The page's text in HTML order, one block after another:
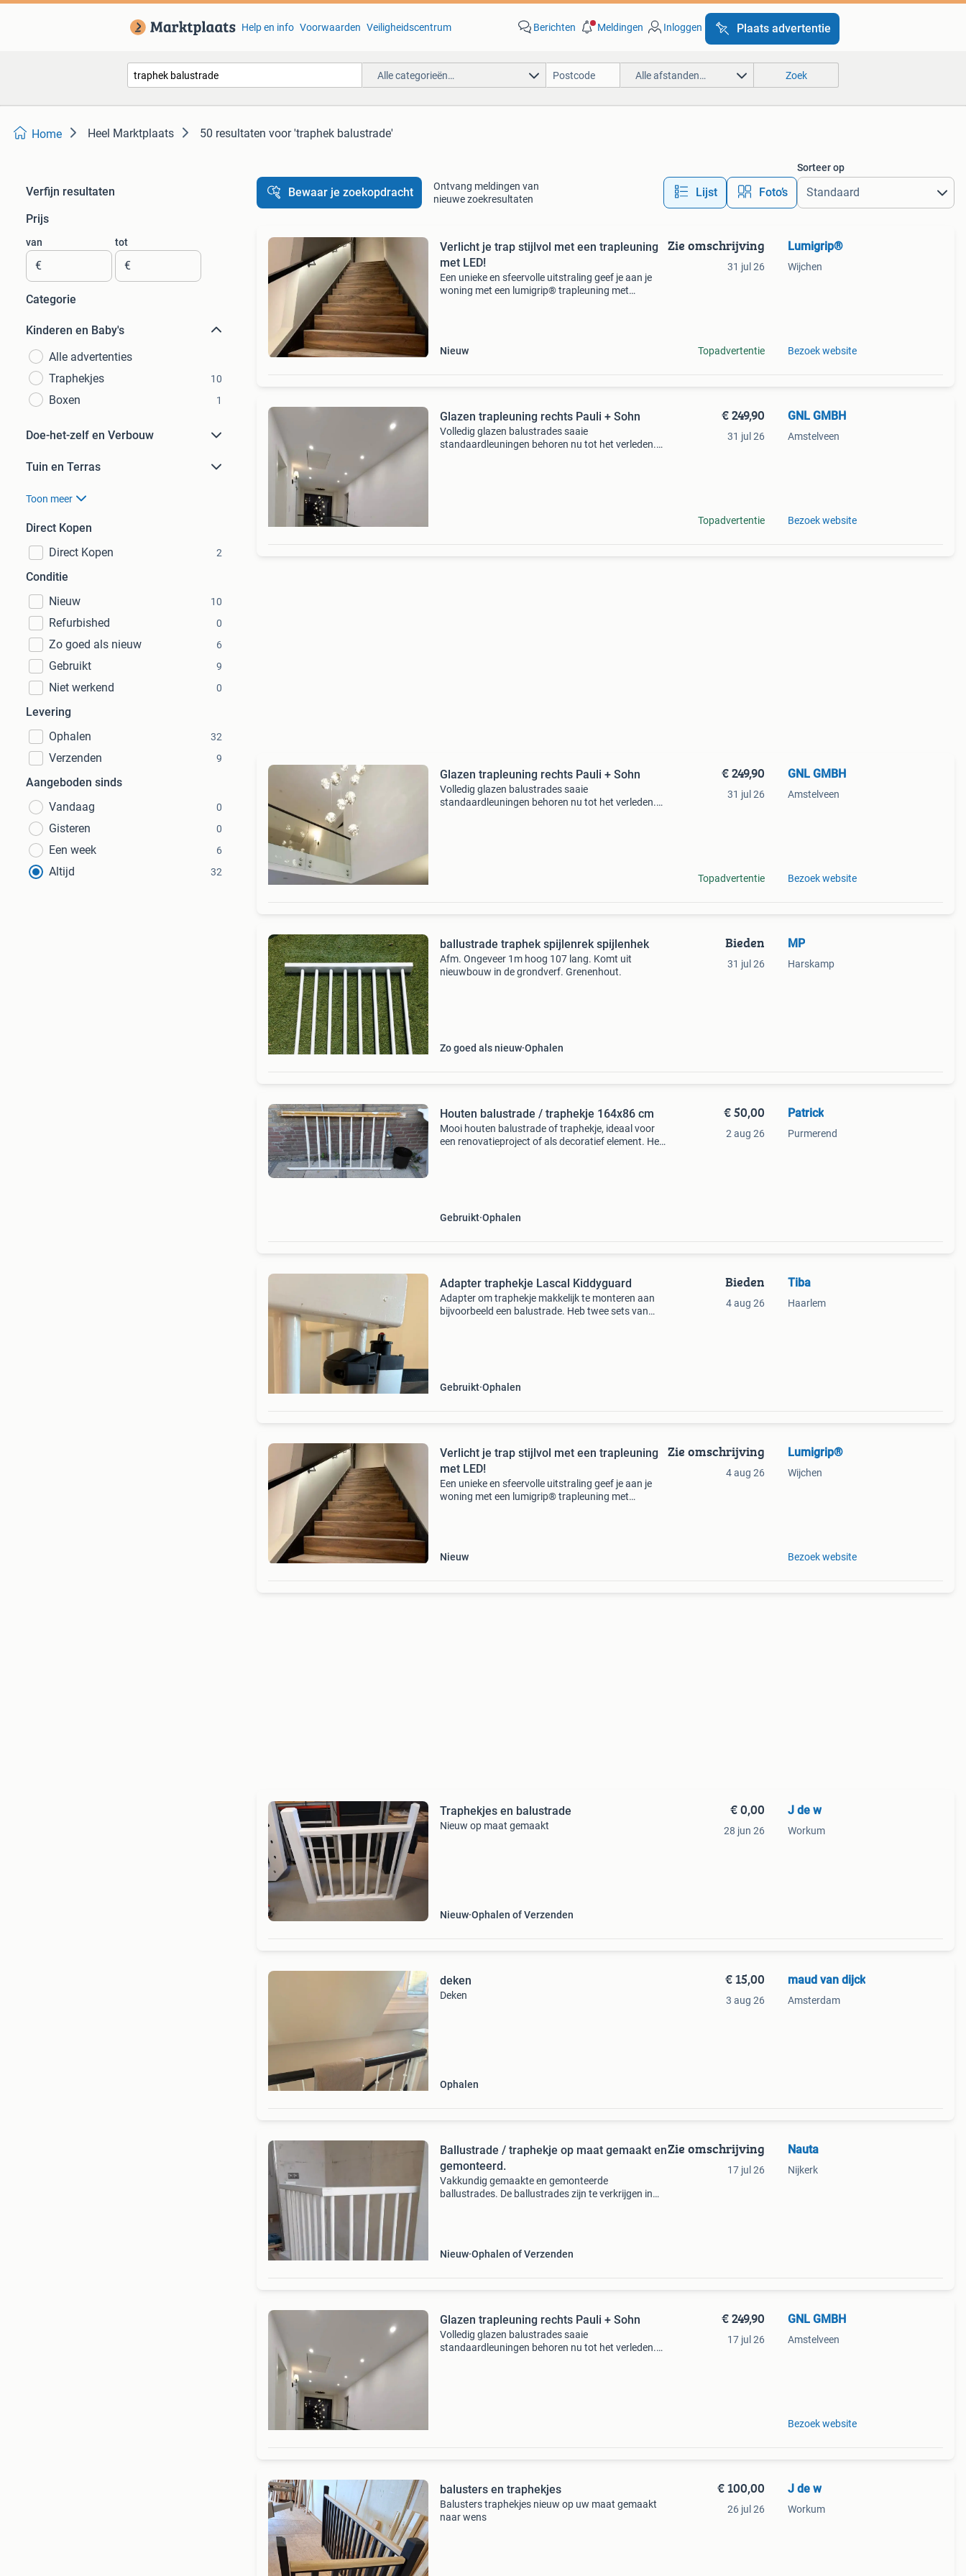
Help en info Voorwaarden Veiligheidscentrum Berichten Meldingen Inloggen Plaats advertentie
Alle categorieën… Alle afstanden… Zoek
Home Heel Marktplaats 50 resultaten voor 'traphek balustrade'
Verfijn resultaten
Prijs
van
€
tot
€
Categorie
Kinderen en Baby's
Alle advertenties
Traphekjes
10
Boxen 1
Doe-het-zelf en Verbouw
Tuin en Terras
Toon meer
Direct Kopen
Direct Kopen
2
Conditie
Nieuw
10
Refurbished 0
Zo goed als nieuw 6
Gebruikt 9
Niet werkend 0
Levering
Ophalen
32
Verzenden 9
Aangeboden sinds
Vandaag
0
Gisteren 0
Een week 6
Altijd 32
Bewaar je zoekopdracht
Ontvang meldingen van
nieuwe zoekresultaten
Lijst Foto’s
Sorteer op
Verlicht je trap stijlvol met een trapleuning
met LED!
Een unieke en sfeervolle uitstraling geef je aan je
woning met een lumigrip® trapleuning met
Nieuw
Zie omschrijving
31 jul 26
Topadvertentie
Lumigrip®
Wijchen
Bezoek website
Glazen trapleuning rechts Pauli + Sohn
Volledig glazen balustrades saaie
standaardleuningen behoren nu tot het verleden.
€ 249,90
31 jul 26
Topadvertentie
GNL GMBH
Amstelveen
Bezoek website
Glazen trapleuning rechts Pauli + Sohn
Volledig glazen balustrades saaie
standaardleuningen behoren nu tot het verleden.
€ 249,90
31 jul 26
Topadvertentie
GNL GMBH
Amstelveen
Bezoek website
ballustrade traphek spijlenrek spijlenhek
Afm. Ongeveer 1m hoog 107 lang. Komt uit
nieuwbouw in de grondverf. Grenenhout.
Zo goed als nieuw Ophalen
Bieden
31 jul 26
MP
Harskamp
Houten balustrade / traphekje 164x86 cm
Mooi houten balustrade of traphekje, ideaal voor
een renovatieproject of als decoratief element. Het
Gebruikt Ophalen
€ 50,00
2 aug 26
Patrick
Purmerend
Adapter traphekje Lascal Kiddyguard
Adapter om traphekje makkelijk te monteren aan
bijvoorbeeld een balustrade. Heb twee sets van
Gebruikt Ophalen
Bieden
4 aug 26
Tiba
Haarlem
Verlicht je trap stijlvol met een trapleuning
met LED!
Een unieke en sfeervolle uitstraling geef je aan je
woning met een lumigrip® trapleuning met
Nieuw
Zie omschrijving
4 aug 26
Lumigrip®
Wijchen
Bezoek website
Traphekjes en balustrade
Nieuw op maat gemaakt
Nieuw Ophalen of Verzenden
€ 0,00
28 jun 26
J de w
Workum
deken
Deken
Ophalen
€ 15,00
3 aug 26
maud van dijck
Amsterdam
Ballustrade / traphekje op maat gemaakt en
gemonteerd.
Vakkundig gemaakte en gemonteerde
ballustrades. De ballustrades zijn te verkrijgen in
Nieuw Ophalen of Verzenden
Zie omschrijving
17 jul 26
Nauta
Nijkerk
Glazen trapleuning rechts Pauli + Sohn
Volledig glazen balustrades saaie
standaardleuningen behoren nu tot het verleden.
€ 249,90
17 jul 26
GNL GMBH
Amstelveen
Bezoek website
balusters en traphekjes
Balusters traphekjes nieuw op uw maat gemaakt
naar wens
€ 100,00
26 jul 26
J de w
Workum